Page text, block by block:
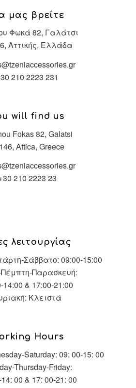
μας βρείτε
Φωκά 82, Γαλάτσι
Αττικής, Ελλάδα
210 2223 231
will find us
Fokas 82, Galatsi
Attica, Greece
210 2223 23
λειτουργίας
Σάββατο: 09:00-15:00
Πέμπτη-Παρασκευή:
14:00 & 17:00-21:00
Κλειστά
Hours
Saturday: 09: 00-15: 00
Thursday-Friday:
00 & 17: 00-21: 00